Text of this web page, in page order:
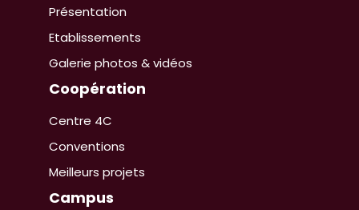
Présentation
Etablissements
Galerie photos & vidéos
Coopération
Centre 4C
Conventions
Meilleurs projets
Campus